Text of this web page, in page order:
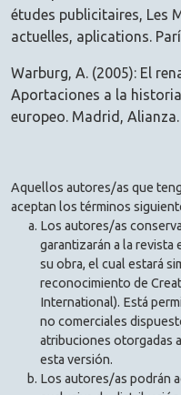
études publicitaires, Les
actuelles, aplications.
Warburg, A. (2005): El
Aportaciones a la
europeo. Madrid, Alianza.
Aquellos autores/as que
aceptan los términos
Los autores/as
garantizarán a la revista
su obra, el cual estará
reconocimiento de
International). Está
no comerciales
atribuciones otorgadas
esta versión.
Los autores/as podrán